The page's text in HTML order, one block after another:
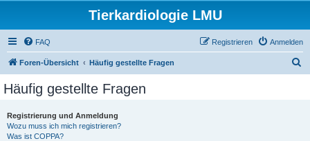
Tierkardiologie LMU
FAQ Anmelden
Registrieren
Foren-Übersicht Häufig gestellte Fragen
Häufig gestellte Fragen
Registrierung und Anmeldung
Wozu muss ich mich registrieren?
Was ist COPPA?